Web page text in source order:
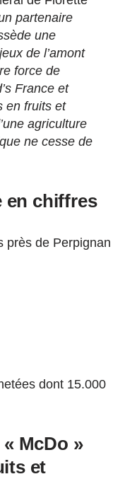
partenaire
une
de l’amont
force de
France et
en fruits et
agriculture
ne cesse de
en chiffres
près de Perpignan
dont 15.000
McDo »
et